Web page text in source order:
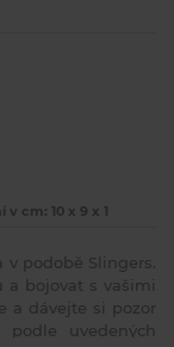
cm: 10 x 9 x 1
podobě Slingers.
a bojovat s vašimi
a dávejte si pozor
uvedených